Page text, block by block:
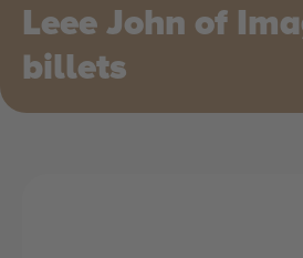
Leee John of
billets